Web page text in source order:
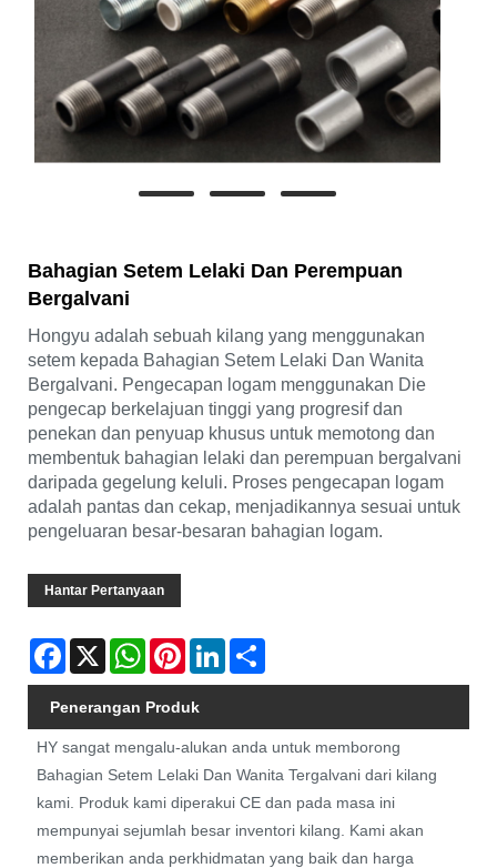
Bahagian Setem Lelaki Dan Perempuan
Bergalvani
Hongyu adalah sebuah kilang yang menggunakan
setem kepada Bahagian Setem Lelaki Dan Wanita
Bergalvani. Pengecapan logam menggunakan Die
pengecap berkelajuan tinggi yang progresif dan
penekan dan penyuap khusus untuk memotong dan
membentuk bahagian lelaki dan perempuan bergalvani
daripada gegelung keluli. Proses pengecapan logam
adalah pantas dan cekap, menjadikannya sesuai untuk
pengeluaran besar-besaran bahagian logam.
Hantar Pertanyaan
Facebook
X WhatsAppPinterestLinkedIn
Penerangan Produk
HY sangat mengalu-alukan anda untuk memborong
Bahagian Setem Lelaki Dan Wanita Tergalvani dari kilang
kami. Produk kami diperakui CE dan pada masa ini
mempunyai sejumlah besar inventori kilang. Kami akan
memberikan anda perkhidmatan yang baik dan harga